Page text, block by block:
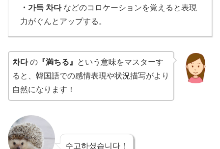
・가득 차다などのコロケーションを覚えると表現
力がぐんとアップする。
차다の 『満ちる』
という意味をマスターす
ると、韓国語での感情表現や状況描写がより
自然になります！
수고하셨습니다！